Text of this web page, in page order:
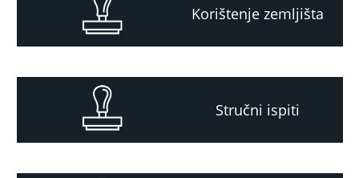
Korištenje zemljišta
Stručni ispiti